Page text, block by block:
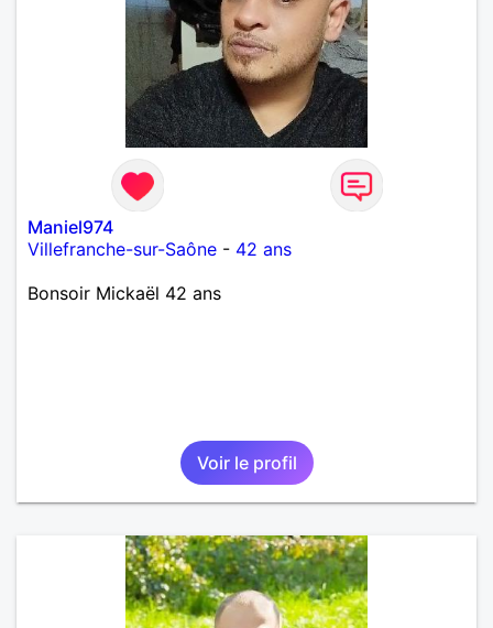
Maniel974
Villefranche-sur-Saône - 42 ans
Bonsoir Mickaël 42 ans
Voir le profil